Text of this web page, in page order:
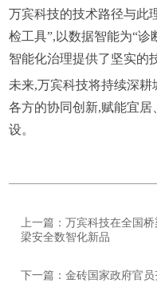
万宾科技的技术路径与
检工具”,以数据智能为“诊
智能化治理提供了坚实的
未来,万宾科技将持续深
各方的协同创新,赋能宜
设。
上一篇：万宾科技在全国
梁安全数智化新品
下一篇：金砖国家政府官